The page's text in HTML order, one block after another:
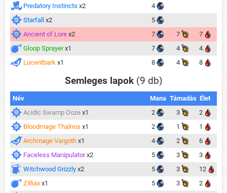
Predatory Instincts x2
4
Starfall x2
5
Ancient of Lore x2 7 7
7
Gloop Sprayer x1 7 4
4
Lucentbark x1 8 4 8
Semleges lapok (9 db)
Név Mana Támadás Élet
Acidic Swamp Ooze x1 2 3
2
Bloodmage Thalnos x1 2 1
1
Archmage Vargoth x1 4 2
6
Faceless Manipulator x2 5 3
3
Witchwood Grizzly x2 5 3
12
Zilliax x1 5 3
2